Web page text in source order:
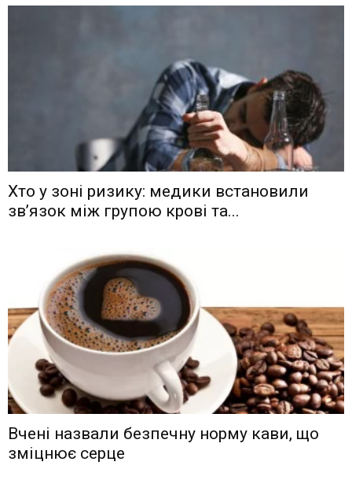
Хто у зоні ризику: медики встановили
зв’язок між групою крові та...
Вчені назвали безпечну норму кави, що
зміцнює серце